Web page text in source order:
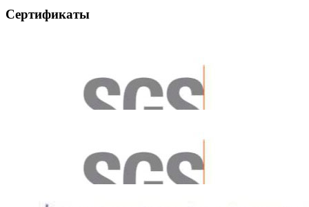
Сертификаты